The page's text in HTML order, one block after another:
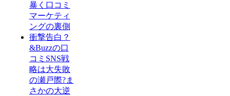
暴く口コミ
マーケティ
ングの裏側
衝撃告白？
&Buzzの口
コミSNS戦
略は大失敗
の瀬戸際?ま
さかの大逆